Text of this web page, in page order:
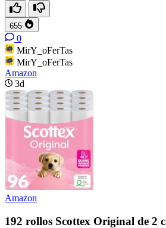
655
0
MirY_oFerTas
MirY_oFerTas
Amazon
3d
Amazon
192 rollos Scottex Original de 2